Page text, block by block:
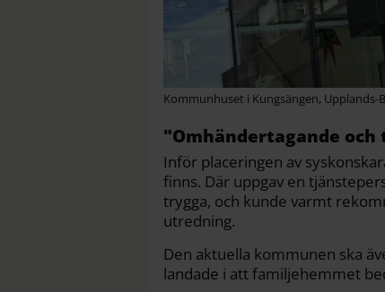
Kommunhuset i Kungsängen, Upplands-
"Omhändertagande och
Inför placeringen av
finns. Där uppgav en
trygga, och kunde varmt
utredning.
Den aktuella kommunen ska
landade i att familjehemmet